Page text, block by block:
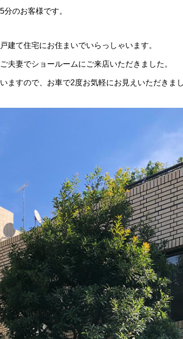
のお客様です。
建て住宅にお住まいでいらっしゃいます。
夫妻でショールームにご来店いただきました。
ますので、お車で2度お気軽にお見えいただきまし